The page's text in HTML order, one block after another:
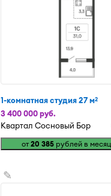
1-комнатная студия 27 м2
3 400 000 руб.
Квартал Сосновый Бор
от20 385 рублей в месяц
✎